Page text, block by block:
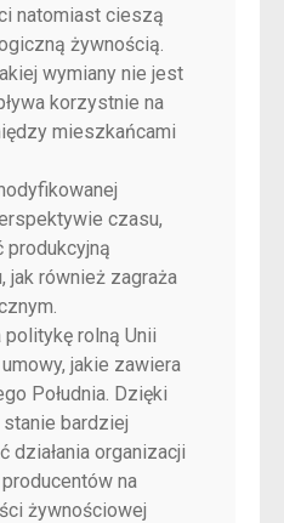
natomiast cieszą
żywnością.
wymiany nie jest
korzystnie na
mieszkańcami
czasu,
produkcyjną
jak również zagraża
politykę rolną Unii
jakie zawiera
Południa. Dzięki
bardziej
działania organizacji
na
żywnościowej